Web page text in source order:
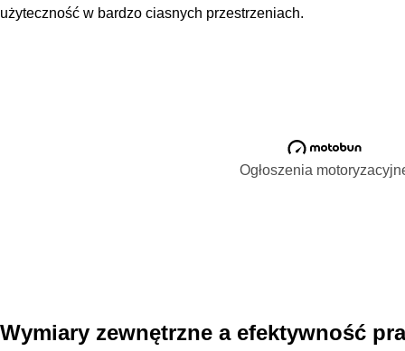
użyteczność w bardzo ciasnych przestrzeniach.
Ogłoszenia
Wymiary zewnętrzne a efektywność